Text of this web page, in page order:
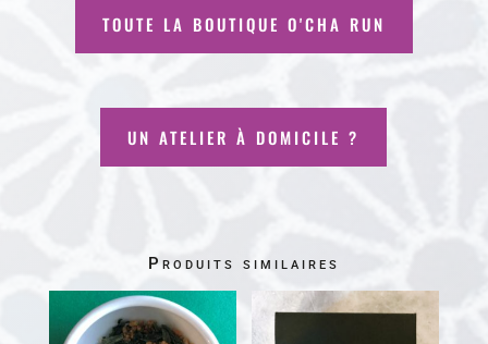
TOUTE LA BOUTIQUE O'CHA RUN
UN ATELIER À DOMICILE ?
Produits similaires